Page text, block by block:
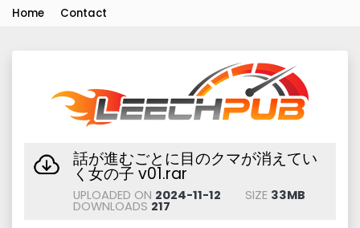
Home Contact
話が進むごとに目のクマが消えてい
く女の子 v01.rar
UPLOADED ON 2024-11-12 SIZE 33MB
DOWNLOADS 217